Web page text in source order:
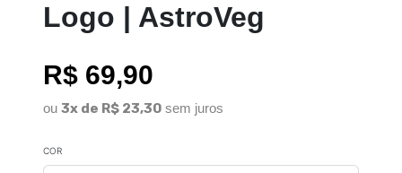
Logo | AstroVeg
R$ 69,90
ou 3x de R$ 23,30 sem juros
COR